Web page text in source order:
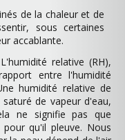
de la chaleur et de
sous certaines
accablante.
relative (RH),
entre l'humidité
humidité relative de
de vapeur d'eau,
ne signifie pas que
qu'il pleuve. Nous